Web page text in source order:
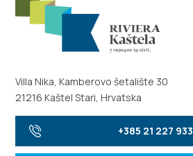
Villa Nika, Kamberovo šetalište 30
21216 Kaštel Stari, Hrvatska
+385 21 227 933